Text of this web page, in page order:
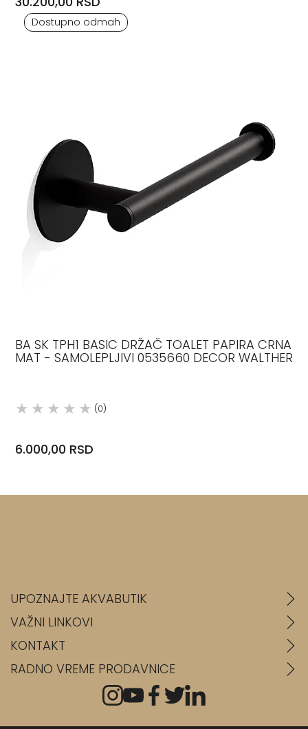
Dostupno odmah
BA SK TPH1 BASIC DRŽAČ TOALET PAPIRA CRNA
MAT - SAMOLEPLJIVI 0535660 DECOR WALTHER
(0)
6.000,00 RSD
UPOZNAJTE AKVABUTIK
VAŽNI LINKOVI
KONTAKT
RADNO VREME PRODAVNICE